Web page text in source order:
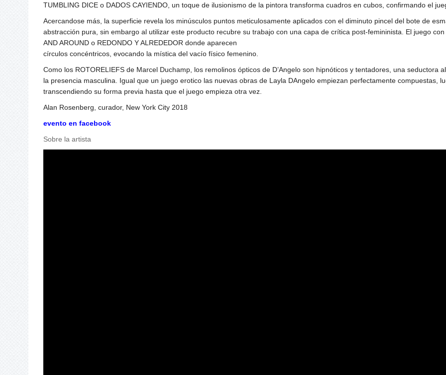
TUMBLING DICE o DADOS CAYIENDO, un toque de ilusionismo de la pintora transforma cuadros en cubos, confirmando el
Acercandose más, la superficie revela los minúsculos puntos meticulosamente aplicados con el diminuto pincel del bote de
abstracción pura, sin embargo al utilizar este producto recubre su trabajo con una capa de crítica post-femininista. El juego
AND AROUND o REDONDO Y ALREDEDOR donde aparecen
círculos concéntricos, evocando la mística del vacío físico femenino.
Como los ROTORELIEFS de Marcel Duchamp, los remolinos ópticos de D’Angelo son hipnóticos y tentadores, una seductora
la presencia masculina. Igual que un juego erotico las nuevas obras de Layla DAngelo empiezan perfectamente compuestas,
transcendiendo su forma previa hasta que el juego empieza otra vez.
Alan Rosenberg, curador, New York City 2018
evento en facebook
Sobre la artista